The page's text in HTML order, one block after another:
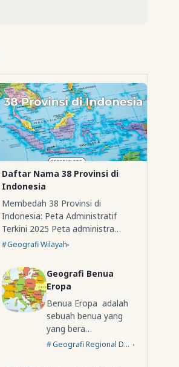
Daftar Nama 38 Provinsi di
Indonesia
Membedah 38 Provinsi di
Indonesia: Peta Administratif
Terkini 2025 Peta administra…
Geografi Wilayah
Geografi Benua
Eropa
Benua Eropa adalah
sebuah benua yang
yang bera…
Geografi Regional Dunia